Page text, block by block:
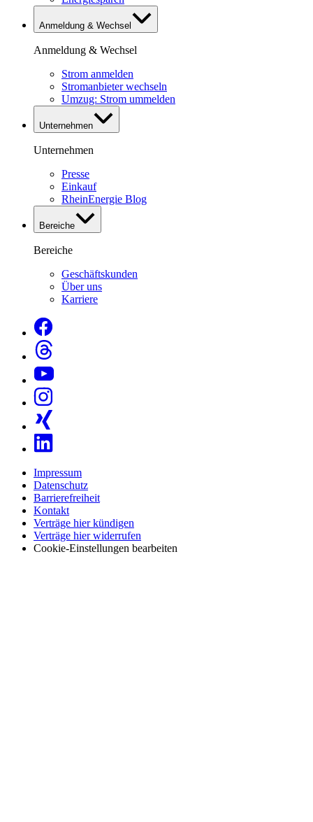
Anmeldung & Wechsel
Anmeldung & Wechsel
Strom anmelden
Stromanbieter wechseln
Umzug: Strom ummelden
Unternehmen
Unternehmen
Presse
Einkauf
RheinEnergie Blog
Bereiche
Bereiche
Geschäftskunden
Über uns
Karriere
Impressum
Datenschutz
Barrierefreiheit
Kontakt
Verträge hier kündigen
Verträge hier widerrufen
Cookie-Einstellungen bearbeiten